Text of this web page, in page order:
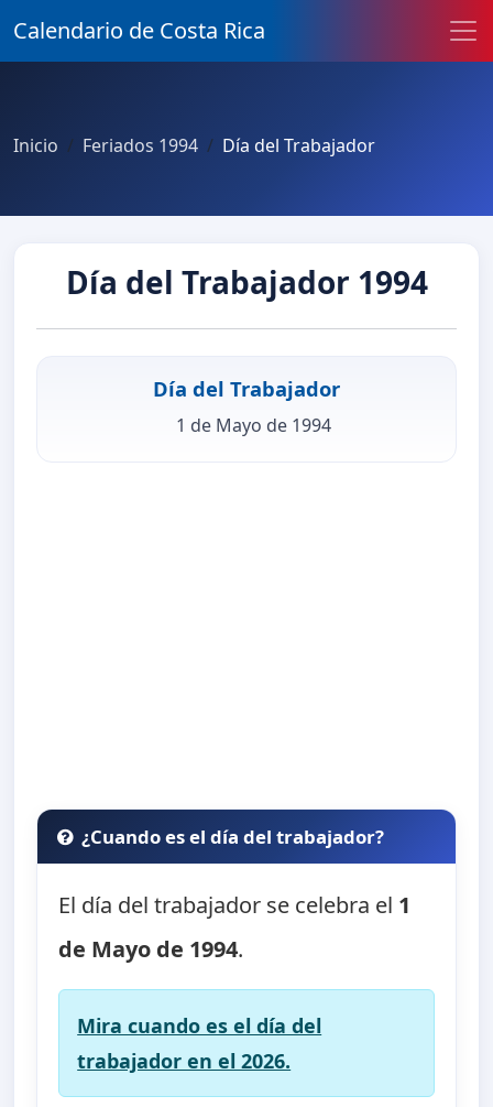
Calendario de Costa Rica
Inicio Feriados 1994 Día del Trabajador
Día del Trabajador 1994
Día del Trabajador
1 de Mayo de 1994
¿Cuando es el día del trabajador?
El día del trabajador se celebra el 1
de Mayo de 1994.
Mira cuando es el día del
trabajador en el 2026.